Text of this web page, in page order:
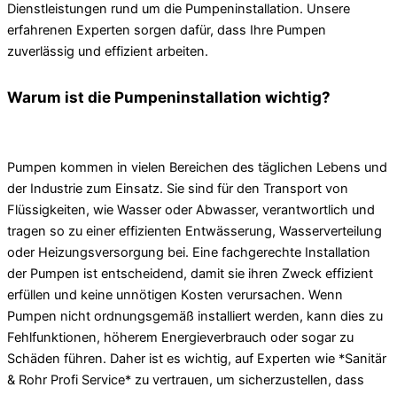
Dienstleistungen rund um die Pumpeninstallation. Unsere
erfahrenen Experten sorgen dafür, dass Ihre Pumpen
zuverlässig und effizient arbeiten.
Warum ist die Pumpeninstallation wichtig?
Pumpen kommen in vielen Bereichen des täglichen Lebens und
der Industrie zum Einsatz. Sie sind für den Transport von
Flüssigkeiten, wie Wasser oder Abwasser, verantwortlich und
tragen so zu einer effizienten Entwässerung, Wasserverteilung
oder Heizungsversorgung bei. Eine fachgerechte Installation
der Pumpen ist entscheidend, damit sie ihren Zweck effizient
erfüllen und keine unnötigen Kosten verursachen. Wenn
Pumpen nicht ordnungsgemäß installiert werden, kann dies zu
Fehlfunktionen, höherem Energieverbrauch oder sogar zu
Schäden führen. Daher ist es wichtig, auf Experten wie *Sanitär
& Rohr Profi Service* zu vertrauen, um sicherzustellen, dass